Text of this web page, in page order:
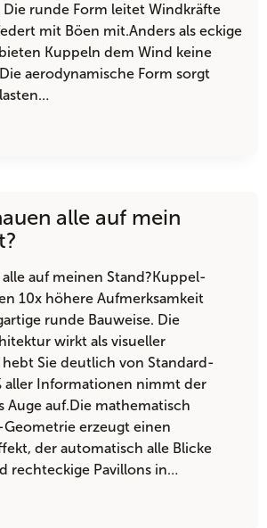
runde Form leitet Windkräfte
mit Böen mit.Anders als eckige
Kuppeln dem Wind keine
aerodynamische Form sorgt
alle auf mein
auf meinen Stand?Kuppel-
10x höhere Aufmerksamkeit
runde Bauweise. Die
wirkt als visueller
Sie deutlich von Standard-
aller Informationen nimmt der
Auge auf.Die mathematisch
erzeugt einen
der automatisch alle Blicke
rechteckige Pavillons in…